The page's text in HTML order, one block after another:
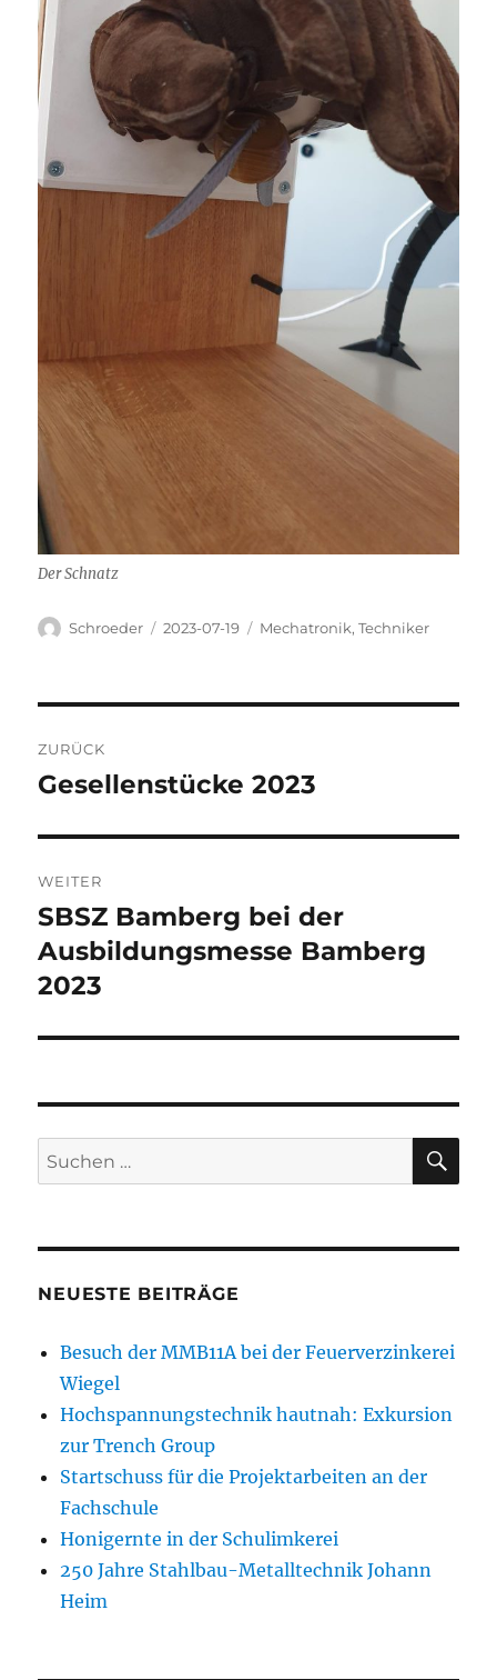
Der Schnatz
Autor
Schroeder
Veröffentlicht
2023-07-19 Kategorien
Mechatronik,Techniker
ZURÜCK
Vorheriger
Gesellenstücke 2023
WEITER
Nächster
Beitrag:
SBSZ Bamberg bei der
Ausbildungsmesse Bamberg
2023
Suchen
nach:
NEUESTE BEITRÄGE
Besuch der MMB11A bei der Feuerverzinkerei
Wiegel
Hochspannungstechnik hautnah: Exkursion
zur Trench Group
Startschuss für die Projektarbeiten an der
Fachschule
Honigernte in der Schulimkerei
250 Jahre Stahlbau-Metalltechnik Johann
Heim